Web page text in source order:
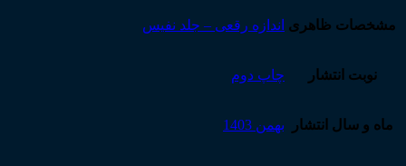
مشخصات ظاهری اندازه رقعی – جلد نفیس
نوبت انتشار چاپ دوم
ماه و سال انتشار بهمن 1403